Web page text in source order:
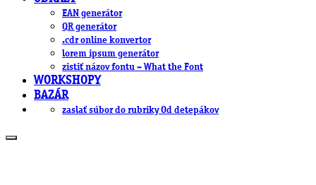
EAN generátor
QR generátor
.cdr online konvertor
lorem ipsum generátor
zistiť názov fontu – What the Font
WORKSHOPY
BAZÁR
zaslať súbor do rubriky Od detepákov